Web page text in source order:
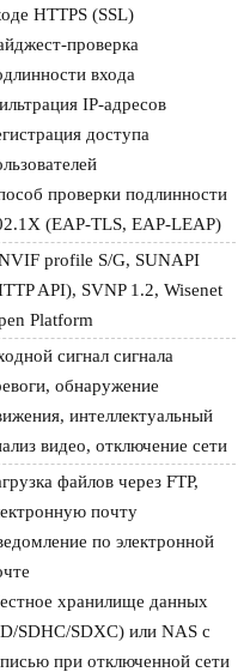
HTTPS (SSL)
проверка
входа
IP-адресов
доступа
проверки подлинности
(EAP-TLS, EAP-LEAP)
profile S/G, SUNAPI
API), SVNP 1.2, Wisenet
Platform
сигнал сигнала
обнаружение
интеллектуальный
видео, отключение сети
файлов через FTP,
почту
по электронной
хранилище данных
SDHC/SDXC) или NAS с
при отключенной сети